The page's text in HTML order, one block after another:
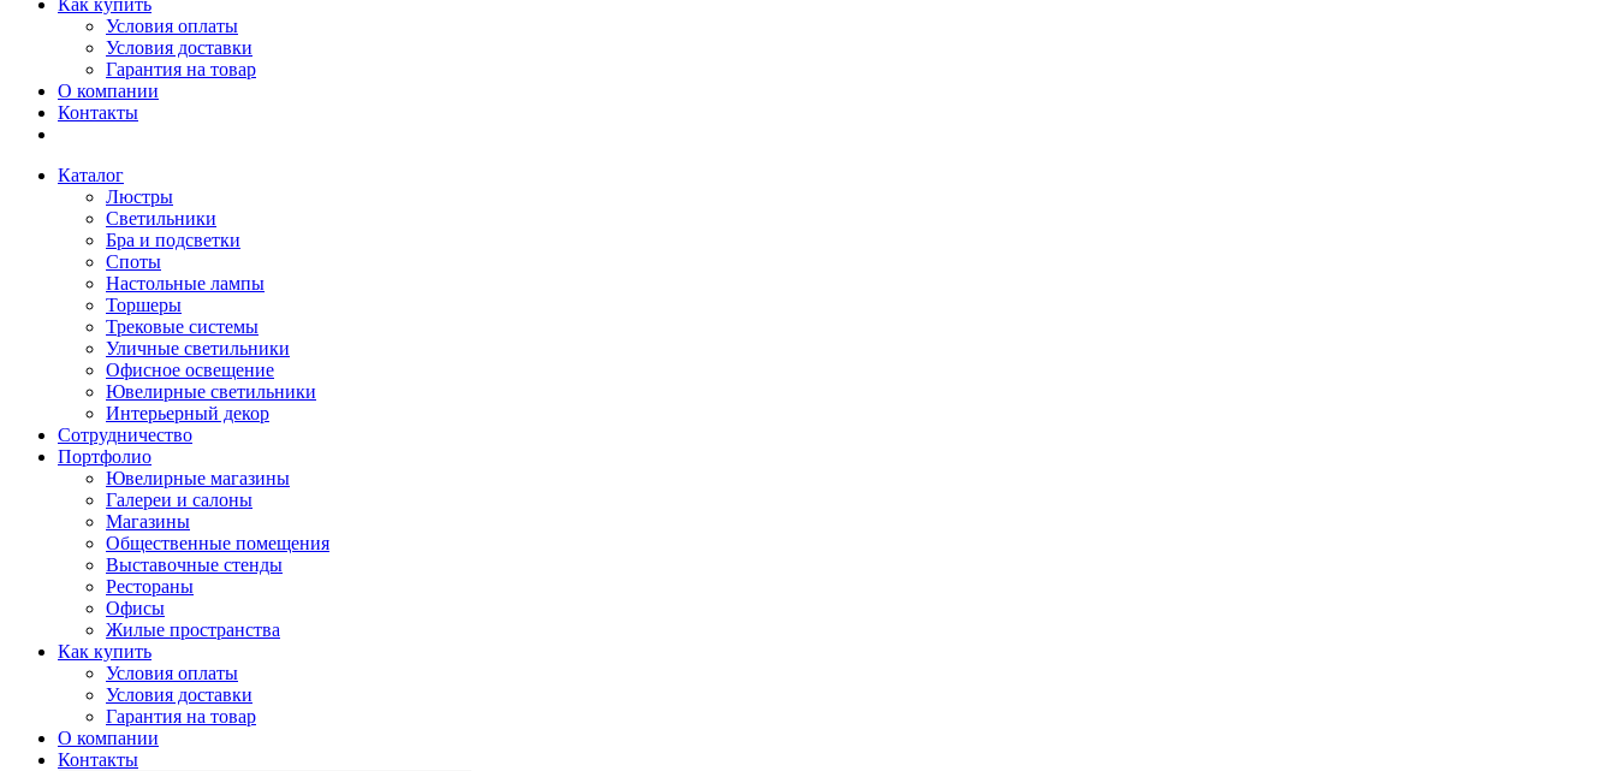
Как купить
Условия оплаты
Условия доставки
Гарантия на товар
О компании
Контакты
Каталог
Люстры
Светильники
Бра и подсветки
Споты
Настольные лампы
Торшеры
Трековые системы
Уличные светильники
Офисное освещение
Ювелирные светильники
Интерьерный декор
Сотрудничество
Портфолио
Ювелирные магазины
Галереи и салоны
Магазины
Общественные помещения
Выставочные стенды
Рестораны
Офисы
Жилые пространства
Как купить
Условия оплаты
Условия доставки
Гарантия на товар
О компании
Контакты